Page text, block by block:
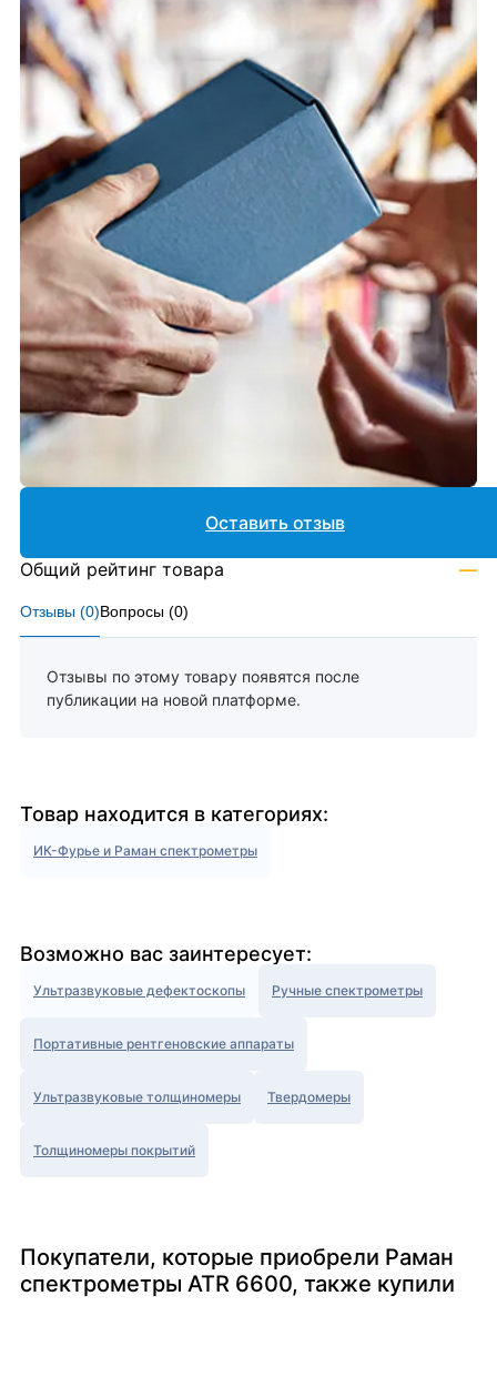
Отзывы (0)Вопросы (0)
Отзывы по этому товару появятся после
публикации на новой платформе.
Оставить отзыв
Общий рейтинг товара —
Товар находится в категориях:
ИК-Фурье и Раман спектрометры
Возможно вас заинтересует:
Ультразвуковые дефектоскопы Ручные спектрометры
Портативные рентгеновские аппараты
Ультразвуковые толщиномеры Твердомеры
Толщиномеры покрытий
Покупатели, которые приобрели Раман
спектрометры ATR 6600, также купили